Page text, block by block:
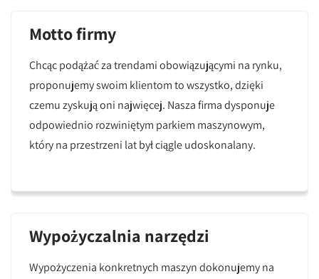
Motto firmy
Chcąc podążać za trendami obowiązującymi na rynku,
proponujemy swoim klientom to wszystko, dzięki
czemu zyskują oni najwięcej. Nasza firma dysponuje
odpowiednio rozwiniętym parkiem maszynowym,
który na przestrzeni lat był ciągle udoskonalany.
Wypożyczalnia narzędzi
Wypożyczenia konkretnych maszyn dokonujemy na